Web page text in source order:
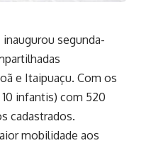
inaugurou segunda-
e Itaipuaçu. Com os
infantis) com 520
cadastrados.
mobilidade aos